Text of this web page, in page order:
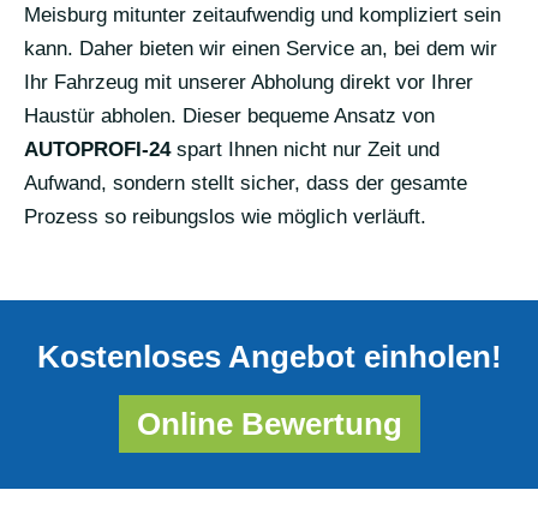
Meisburg mitunter zeitaufwendig und kompliziert sein
kann. Daher bieten wir einen Service an, bei dem wir
Ihr Fahrzeug mit unserer Abholung direkt vor Ihrer
Haustür abholen. Dieser bequeme Ansatz von
AUTOPROFI-24spart Ihnen nicht nur Zeit und
Aufwand, sondern stellt sicher, dass der gesamte
Prozess so reibungslos wie möglich verläuft.
Kostenloses Angebot einholen!
Online Bewertung